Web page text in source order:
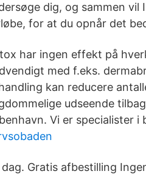
dig, og sammen
for at du opnår det
har ingen effekt på
med f.eks.
kan reducere
udseende
Vi er specialister
dag. Gratis afbestilling